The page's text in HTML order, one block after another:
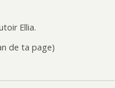
Ellia.
de ta page)